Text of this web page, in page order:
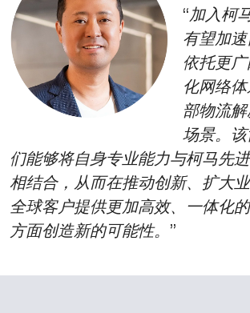
“加入柯
有望加
依托更
化网络
部物流
场景。
们能够将自身专业能力与柯马先
相结合，从而在推动创新、扩大
全球客户提供更加高效、一体化
方面创造新的可能性。 ”